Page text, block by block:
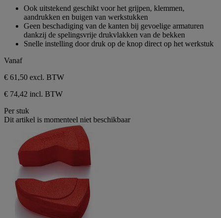
sterren.
Ook uitstekend geschikt voor het grijpen, klemmen,
aandrukken en buigen van werkstukken
Geen beschadiging van de kanten bij gevoelige armaturen
dankzij de spelingsvrije drukvlakken van de bekken
Snelle instelling door druk op de knop direct op het werkstuk
Vanaf
€ 61,50 excl. BTW
€ 74,42 incl. BTW
Per stuk
Dit artikel is momenteel niet beschikbaar